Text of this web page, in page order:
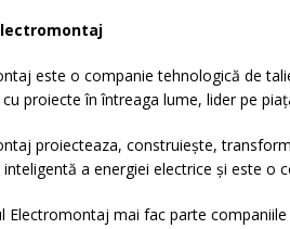
este o companie tehnologică de
proiecte în întreaga lume, lider pe
proiecteaza, construiește,
a energiei electrice și este o
Electromontaj mai fac parte